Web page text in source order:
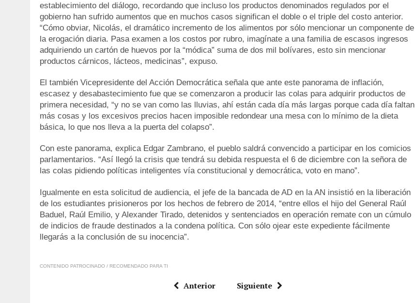
establecimiento del diálogo, recordando que incluso los productos denominados regulados por el
gobierno han sufrido aumentos que en muchos casos significan el doble o el triple del costo anterior.
“Cómo obviar, Nicolás, el dramático incremento de los alimentos por sólo mencionar un componente de
la erogación diaria. Pasa examen a los costos por rubro, imagínate a una familia de escasos ingresos
adquiriendo un cartón de huevos por la “módica” suma de dos mil bolívares, esto sin mencionar
productos cárnicos, lácteos, medicinas”, expuso.
El también Vicepresidente del Acción Democrática señala que ante este panorama de inflación,
escasez y desabastecimiento fue que se comenzaron a producir las colas para adquirir productos de
primera necesidad, “y no se van como las lluvias, ahí están cada día más largas porque cada día faltan
más cosas y los excesivos precios hacen imposible redondear una mesa con lo mínimo de la dieta
básica, lo que nos lleva a la puerta del colapso”.
Con este panorama, explica Edgar Zambrano, el pueblo saldrá convencido a participar en los comicios
parlamentarios. “Así llegó la crisis que tendrá su debida respuesta el 6 de diciembre con la señora de
las colas pidiendo políticas inteligentes vía constitucional y democrática, voto en mano”.
Igualmente en esta solicitud de audiencia, el jefe de la bancada de AD en la AN insistió en la liberación
de los estudiantes prisioneros por los hechos de febrero de 2014, “entre ellos el hijo del General Raúl
Baduel, Raúl Emilio, y Alexander Tirado, detenidos y sentenciados en operación remate con un cúmulo
de indicios de fraude destinados a la condena política. Con sólo ojear este expediente fácilmente
llegarás a la conclusión de su inocencia”.
CONTENIDO PATROCINADO / RECOMENDADO PARA TI
Anterior Siguiente